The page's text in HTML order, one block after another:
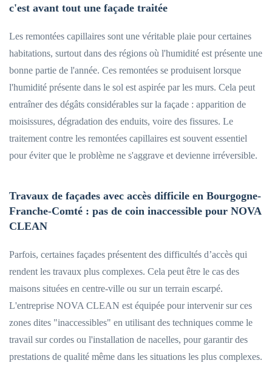
c'est avant tout une façade traitée
Les remontées capillaires sont une véritable plaie pour certaines
habitations, surtout dans des régions où l'humidité est présente une
bonne partie de l'année. Ces remontées se produisent lorsque
l'humidité présente dans le sol est aspirée par les murs. Cela peut
entraîner des dégâts considérables sur la façade : apparition de
moisissures, dégradation des enduits, voire des fissures. Le
traitement contre les remontées capillaires est souvent essentiel
pour éviter que le problème ne s'aggrave et devienne irréversible.
Travaux de façades avec accès difficile en Bourgogne-
Franche-Comté : pas de coin inaccessible pour NOVA
CLEAN
Parfois, certaines façades présentent des difficultés d’accès qui
rendent les travaux plus complexes. Cela peut être le cas des
maisons situées en centre-ville ou sur un terrain escarpé.
L'entreprise NOVA CLEAN est équipée pour intervenir sur ces
zones dites "inaccessibles" en utilisant des techniques comme le
travail sur cordes ou l'installation de nacelles, pour garantir des
prestations de qualité même dans les situations les plus complexes.